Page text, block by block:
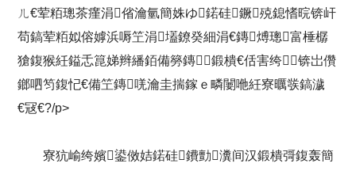
ㄦ€荤粨璁茶瘽涓偗瀹氫簡姝ゆ鍩硅鐝殑鎴愭晥锛屽
苟鎬荤粨姒傛嫭浜嗕笁涓壒鐐癸細涓€鏄煿璁富棰樼
獊鍑猴紝鎰忎箟娣辫繙銆備簩鏄鍛樻€佸害绔锛岀儹
鎯呬笉鍑忋€備笁鏄唴瀹圭揣鎵ｅ疄闄咃紝寮曞彂鎬濊
€冦€?/p>
寮犺崳绔嬪鍙傚姞鍩硅鐨勯瀵间汉鍛樻彁鍑轰簡